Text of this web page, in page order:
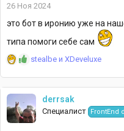
26 Ноя 2024
это бот в иронию уже на
типа помоги себе сам
Р
а
ц
и
и
stealbe и XDeveluxe
derrsak
Специалист FrontEnd